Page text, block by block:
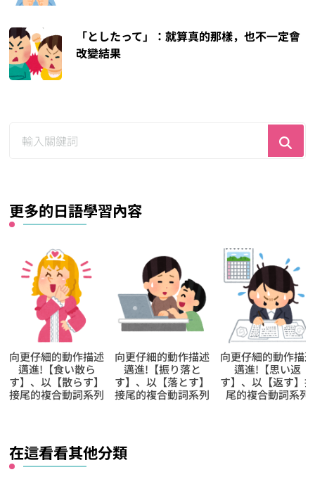
「としたって」：就算真的那樣，也不一定會
改變結果
更多的日語學習內容
向更仔細的動作描述
邁進!【食い散ら
す】、以【散らす】
接尾的複合動詞系列
向更仔細的動作描述
邁進!【振り落と
す】、以【落とす】
接尾的複合動詞系列
向更仔細的動作描述
邁進!【思い返
す】、以【返す】接
尾的複合動詞系列
在這看看其他分類